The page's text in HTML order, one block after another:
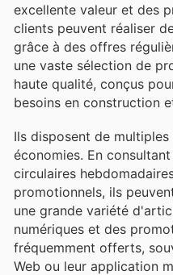
excellente valeur et des
clients peuvent réaliser
grâce à des offres
une vaste sélection de
haute qualité, conçus
besoins en construction
Ils disposent de
économies. En
circulaires
promotionnels, ils
une grande variété
numériques et des
fréquemment offerts,
Web ou leur application